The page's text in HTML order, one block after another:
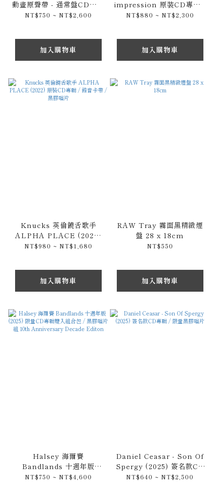
動畫原聲帶 - 通常盤CD專輯
& 限量彩膠唱片 2LP
NT$750 ~ NT$2,600
加入購物車
impression 原裝CD專輯 /
限量黑膠唱片 Fat Jon &
NT$880 ~ NT$2,300
加入購物車
Knucks 英倫饒舌歌手
ALPHA PLACE (2022)
原裝CD專輯 / 錄音卡帶 /
NT$980 ~ NT$1,680
加入購物車
RAW Tray 霧面黑精緻煙
盤 28 x 18cm
NT$550
加入購物車
Halsey 海爾賽
Bandlands 十週年版
(2025) 限量CD專輯雙入組
NT$750 ~ NT$4,600
Daniel Ceasar - Son Of
Spergy (2025) 簽名款CD
專輯 / 限量黑膠唱片
NT$640 ~ NT$2,500